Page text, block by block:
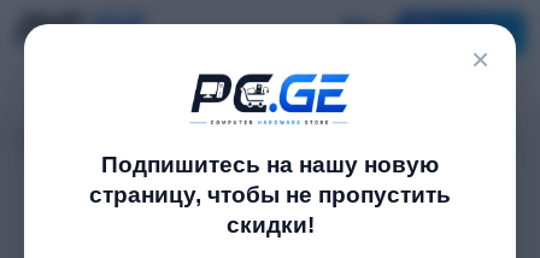
×
Подпишитесь на нашу новую
страницу, чтобы не пропустить
скидки!